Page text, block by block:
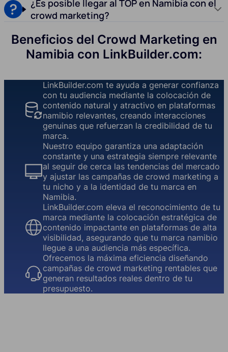
¿Es posible llegar al TOP en Namibia con el
crowd marketing?
Beneficios del Crowd Marketing en
Namibia con LinkBuilder.com:
LinkBuilder.com te ayuda a generar confianza
con tu audiencia mediante la colocación de
contenido natural y atractivo en plataformas
namibio relevantes, creando interacciones
genuinas que refuerzan la credibilidad de tu
marca.
Nuestro equipo garantiza una adaptación
constante y una estrategia siempre relevante
al seguir de cerca las tendencias del mercado
y ajustar las campañas de crowd marketing a
tu nicho y a la identidad de tu marca en
Namibia.
LinkBuilder.com eleva el reconocimiento de tu
marca mediante la colocación estratégica de
contenido impactante en plataformas de alta
visibilidad, asegurando que tu marca namibio
llegue a una audiencia más específica.
Ofrecemos la máxima eficiencia diseñando
campañas de crowd marketing rentables que
generan resultados reales dentro de tu
presupuesto.